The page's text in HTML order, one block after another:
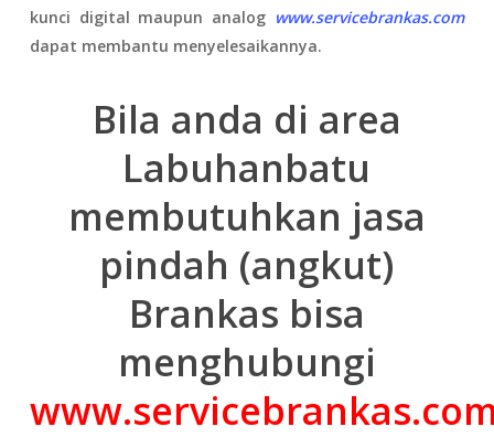
kunci digital maupun analog www.servicebrankas.com
dapat membantu menyelesaikannya.
Bila anda di area
Labuhanbatu
membutuhkan jasa
pindah (angkut)
Brankas bisa
menghubungi